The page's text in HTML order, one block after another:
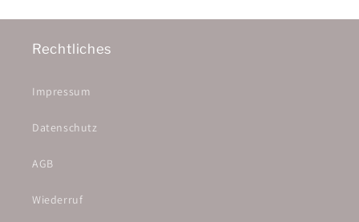
Rechtliches
Impressum
Datenschutz
AGB
Wiederruf